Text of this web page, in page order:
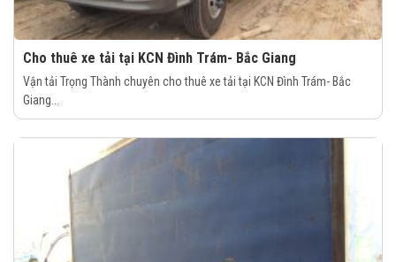
Cho thuê xe tải tại KCN Đình Trám- Bắc Giang
Vận tải Trọng Thành chuyên cho thuê xe tải tại KCN Đình Trám- Bắc
Giang...